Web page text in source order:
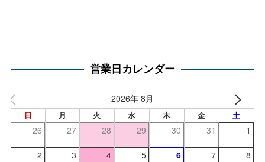
営業日カレンダー
2026年 8月
日 月 火 水 木 金 土
26 27 28 29 30 31 1
2 3 4 5 6 7 8